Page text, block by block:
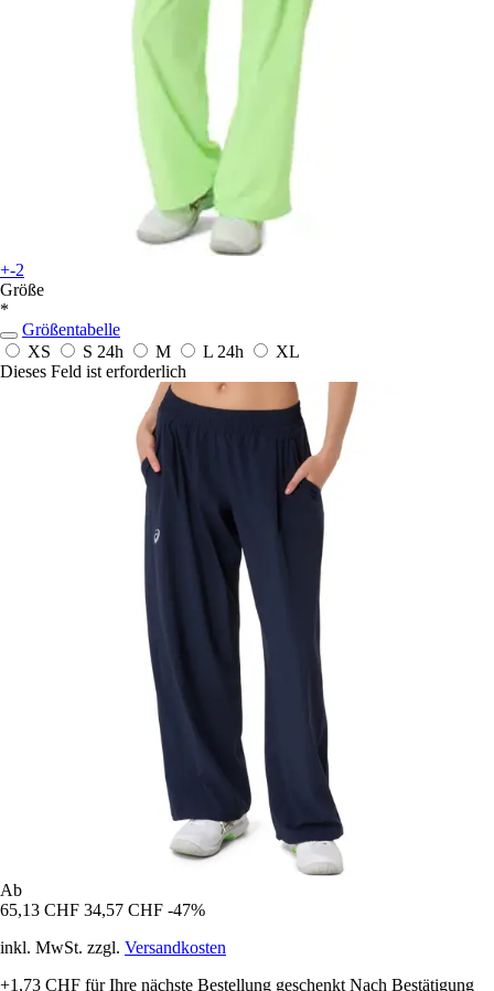
+-2
Größe
*
Größentabelle
XS
S 24h M L 24h
XL
Dieses Feld ist erforderlich
Ab
65,13 CHF 34,57 CHF -47%
inkl. MwSt. zzgl. Versandkosten
+1,73 CHF für Ihre nächste Bestellung geschenkt Nach Bestätigung